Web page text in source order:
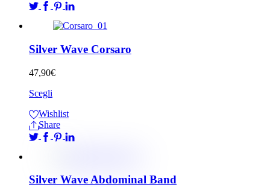
Silver Wave Corsaro
47,90€
Scegli
Wishlist
Share
Silver Wave Abdominal Band